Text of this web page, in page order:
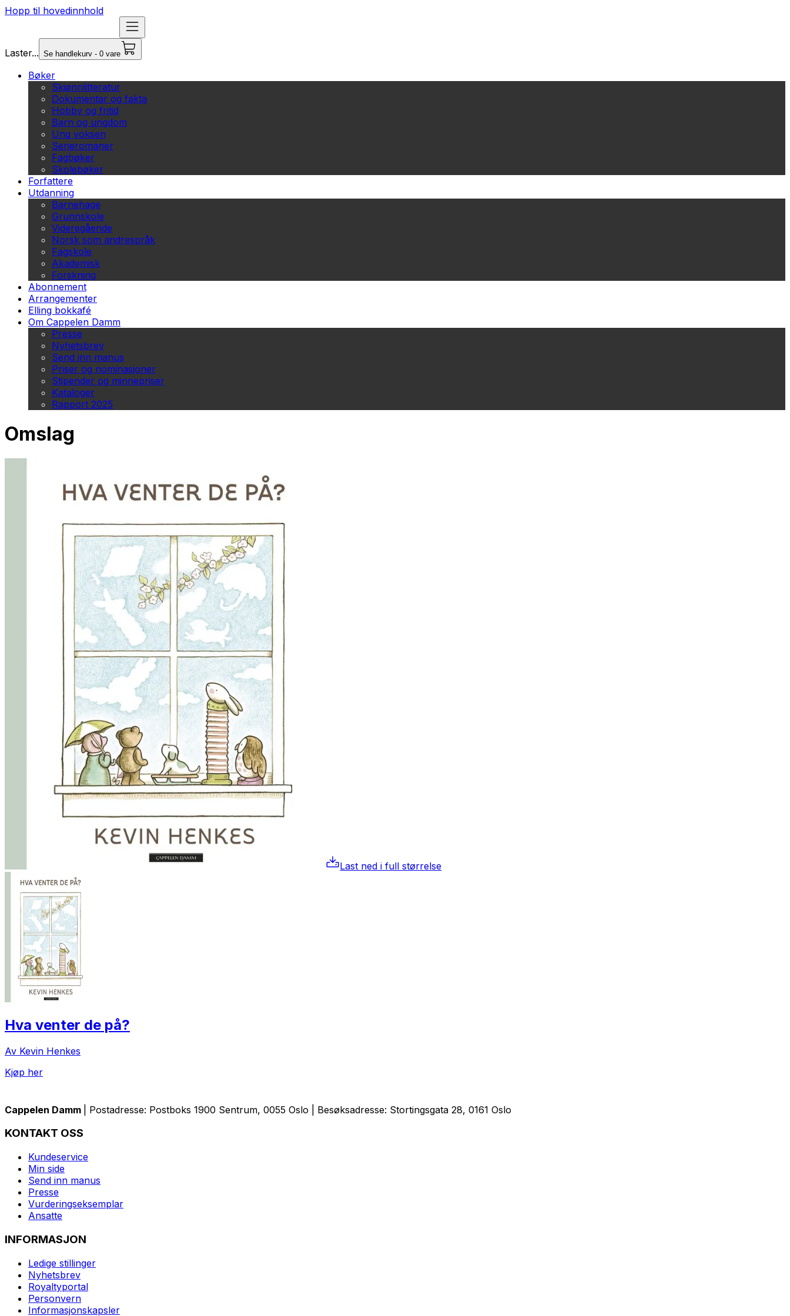
Hopp til hovedinnhold
Laster... Se handlekurv - 0 vare
Bøker
Skjønnlitteratur
Dokumentar og fakta
Hobby og fritid
Barn og ungdom
Ung voksen
Serieromaner
Fagbøker
Skolebøker
Forfattere
Utdanning
Barnehage
Grunnskole
Videregående
Norsk som andrespråk
Fagskole
Akademisk
Forskning
Abonnement
Arrangementer
Elling bokkafé
Om Cappelen Damm
Presse
Nyhetsbrev
Send inn manus
Priser og nominasjoner
Stipender og minnepriser
Kataloger
Rapport 2025
Omslag
Last ned i full størrelse
Hva venter de på?
Av Kevin Henkes
Kjøp her
Cappelen Damm | Postadresse: Postboks 1900 Sentrum, 0055 Oslo | Besøksadresse: Stortingsgata 28, 0161 Oslo
KONTAKT OSS
Kundeservice
Min side
Send inn manus
Presse
Vurderingseksemplar
Ansatte
INFORMASJON
Ledige stillinger
Nyhetsbrev
Royaltyportal
Personvern
Informasjonskapsler